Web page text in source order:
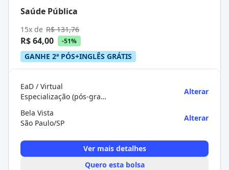
Saúde Pública
15x de R$ 131,76
R$ 64,00 -51%
GANHE 2ª PÓS+INGLÊS GRÁTIS
EaD / Virtual
Especialização (pós-graduação)
Alterar
Bela Vista
São Paulo/SP
Alterar
Ver mais detalhes
Quero esta bolsa